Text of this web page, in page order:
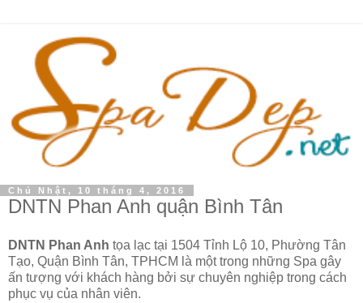
Chủ Nhật, 10 tháng 4, 2016
DNTN Phan Anh quận Bình Tân
DNTN Phan Anh tọa lạc tại 1504 Tỉnh Lộ 10, Phường Tân
Tạo, Quận Bình Tân, TPHCM là một trong những Spa gây
ấn tượng với khách hàng bởi sự chuyên nghiệp trong cách
phục vụ của nhân viên.